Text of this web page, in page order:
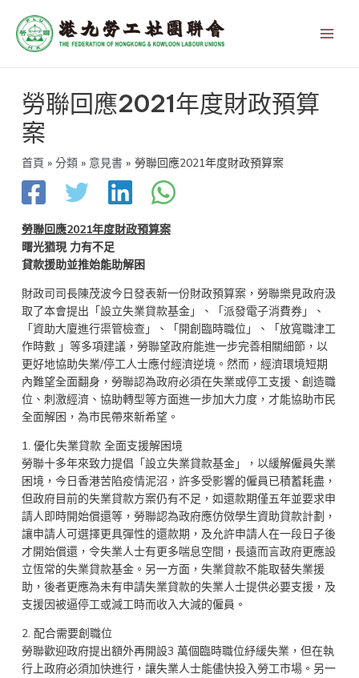
勞聯回應2021年度財政預算
案
首頁 分類 意見書 勞聯回應2021年度財政預算案
勞聯回應2021年度財政預算案
曙光猶現 力有不足
貸款援助並推始能助解困
財政司司長陳茂波今日發表新一份財政預算案，勞聯樂見政府汲
取了本會提出「設立失業貸款基金」、「派發電子消費券」、
「資助大廈進行渠管檢查」、「開創臨時職位」、「放寬職津工
作時數 」等多項建議，勞聯望政府能進一步完善相關細節，以
更好地協助失業/停工人士應付經濟逆境。然而，經濟環境短期
內難望全面翻身，勞聯認為政府必須在失業或停工支援、創造職
位、刺激經濟、協助轉型等方面進一步加大力度，才能協助市民
全面解困，為市民帶來新希望。
1. 優化失業貸款 全面支援解困境
勞聯十多年來致力提倡「設立失業貸款基金」，以緩解僱員失業
困境，今日香港苦陷疫情泥沼，許多受影響的僱員已積蓄耗盡，
但政府目前的失業貸款方案仍有不足，如還款期僅五年並要求申
請人即時開始償還等，勞聯認為政府應仿傚學生資助貸款計劃，
讓申請人可選擇更具彈性的還款期，及允許申請人在一段日子後
才開始償還，令失業人士有更多喘息空間，長遠而言政府更應設
立恆常的失業貸款基金。另一方面，失業貸款不能取替失業援
助，後者更應為未有申請失業貸款的失業人士提供必要支援，及
支援因被逼停工或減工時而收入大減的僱員。
2. 配合需要創職位
勞聯歡迎政府提出額外再開設3 萬個臨時職位紓緩失業，但在執
行上政府必須加快進行，讓失業人士能儘快投入勞工市場。另一
章
導